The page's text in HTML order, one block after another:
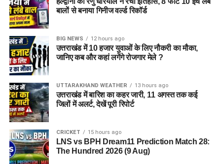
मौसम विभाग और प्रशासन की ताजा
एडवाइजरी देखने की अपील
प्रशासन ने चारधाम यात्रा पर जाने वाले श्रद्धालुओं और अन्य यात्रियों से
अपील की है कि वे यात्रा शुरू करने से पहले मौसम विभाग और प्रशासन की
तक अनावश्यक यात्रा से बचें और केवल आधिकारिक सूचना के आधार पर
ही आगे की योजना बनाएं।
बालों से बनाया गिनीज वर्ल्ड रिकॉर्ड
BIG NEWS 12 hours ago
उत्तराखंड में 10 हजार युवाओं के लिए नौकरी का मौका,
जानिए कब और कहां लगेंगे रोजगार मेले ?
UTTARAKHAND WEATHER 13 hours ago
उत्तराखंड में बारिश का कहर जारी, 11 अगस्त तक कई
जिलों में अलर्ट, देखें पूरी रिपोर्ट
CRICKET 15 hours ago
LNS vs BPH Dream11 Prediction Match 28:
The Hundred 2026 (9 Aug)